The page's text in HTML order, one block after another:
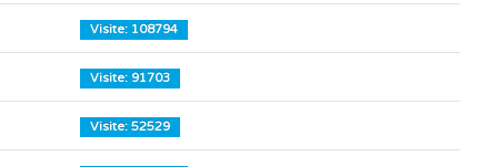
Visite: 108794
Visite: 91703
Visite: 52529